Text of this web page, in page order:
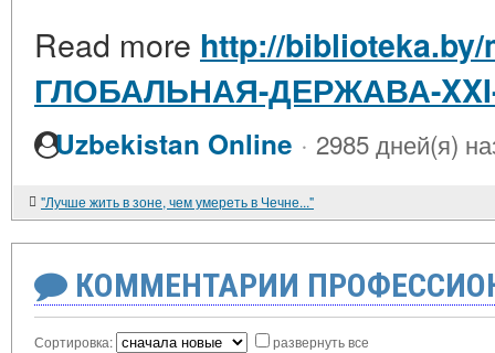
Read more http://
ГЛОБАЛЬНАЯ-ДЕРЖАВА-
Uzbekistan Online · 2985 дней(я)
"Лучше жить в зоне, чем умереть в Чечне..."
КОММЕНТАРИИ
Сортировка: развернуть все